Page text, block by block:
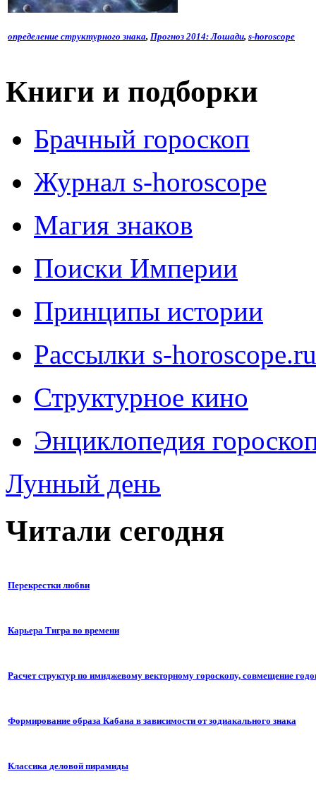
определение структурного знака, Прогноз 2014: Лошади, s-horoscope
Книги и подборки
Брачный гороскоп
Журнал s-horoscope
Магия знаков
Поиски Империи
Принципы истории
Рассылки s-horoscope.ru
Структурное кино
Энциклопедия
Лунный день
Читали сегодня
Перекрестки любви
Карьера Тигра во времени
Расчет структур по имиджевому векторному гороскопу, совмещение
Формирование образа Кабана в зависимости от зодиакального знака
Классика деловой пирамиды